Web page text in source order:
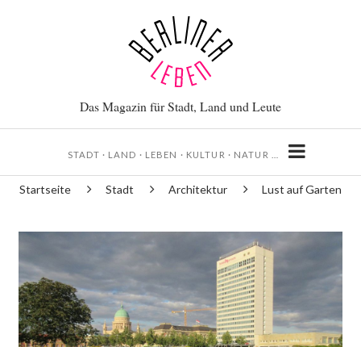
Das Magazin für Stadt, Land und Leute
STADT · LAND · LEBEN · KULTUR · NATUR …
Startseite Stadt Architektur Lust auf Garten